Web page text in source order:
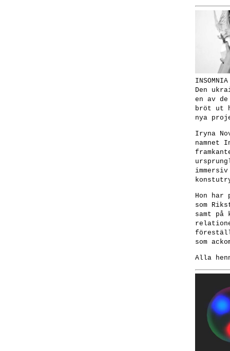
Den
en av
bröt ut
nya
Iryna
namnet
Hon
som
samt på
som
Alla